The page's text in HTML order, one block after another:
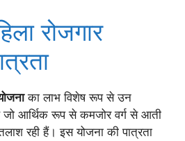
रोजगार
का लाभ विशेष रूप से उन
जो आर्थिक रूप से कमजोर वर्ग से आती
रही हैं। इस योजना की पात्रता